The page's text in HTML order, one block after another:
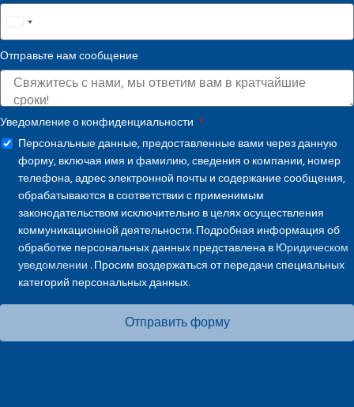
United
States
+1
Отправьте нам сообщение
Уведомление о конфиденциальности
Персональные данные, предоставленные вами через данную
форму, включая имя и фамилию, сведения о компании, номер
телефона, адрес электронной почты и содержание сообщения,
обрабатываются в соответствии с применимым
законодательством исключительно в целях осуществления
коммуникационной деятельности. Подробная информация об
обработке персональных данных представлена вЮридическом
уведомлении . Просим воздержаться от передачи специальных
категорий персональных данных.
Отправить форму